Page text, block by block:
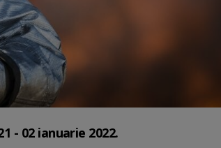
- 02 ianuarie 2022.